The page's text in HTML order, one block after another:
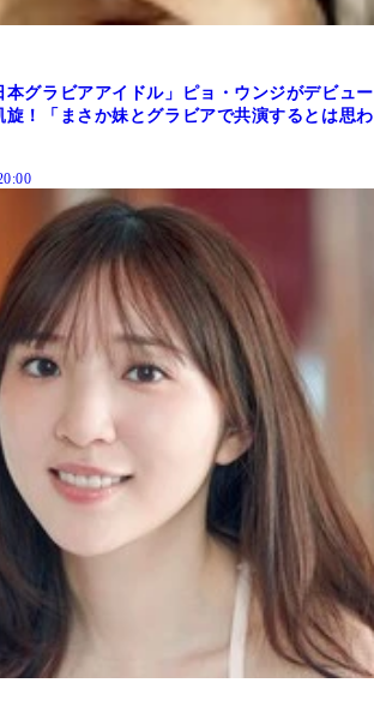
本グラビアアイドル」ピョ・ウンジがデビュー
旋！「まさか妹とグラビアで共演するとは思わ